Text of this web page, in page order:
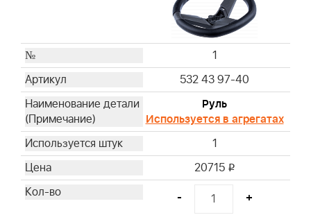
58
60
63
1
532 43 97-40
Руль
Используется в агрегатах
1
20715 i
- +